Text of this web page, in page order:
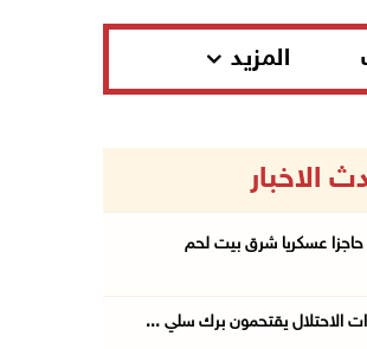
المزيد
الاخبار
عسكريا شرق بيت لحم
الاحتلال يقتحمون برك سلي ...